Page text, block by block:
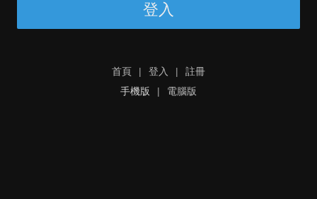
登入
首頁 | 登入 |
註冊
手機版
| 電腦版